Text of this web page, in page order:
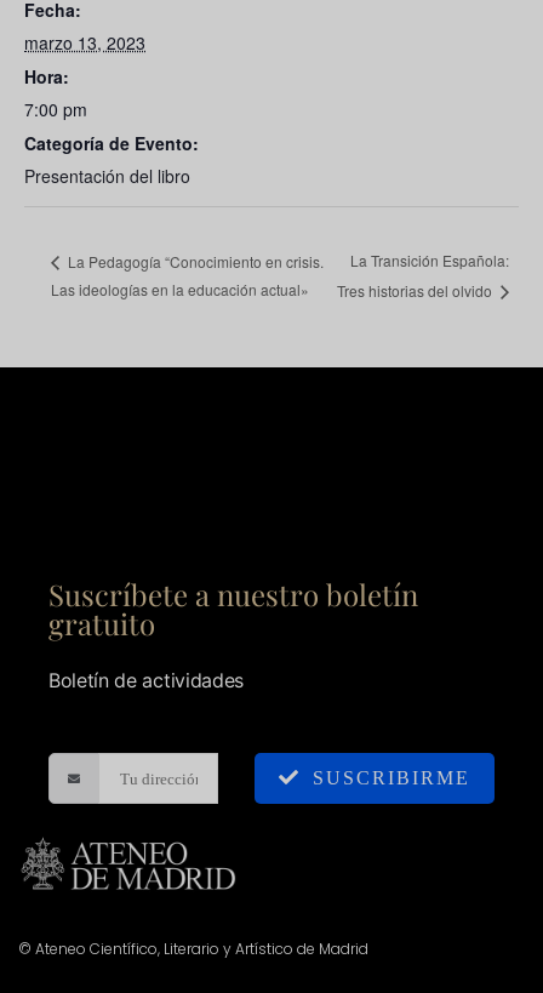
Fecha:
marzo 13, 2023
Hora:
7:00 pm
Categoría de Evento:
Presentación del libro
La Pedagogía “Conocimiento en crisis.
Las ideologías en la educación actual»
La Transición Española:
Tres historias del olvido
Suscríbete a nuestro boletín
gratuito
Boletín de actividades
SUSCRIBIRME
© Ateneo Científico, Literario y Artístico de Madrid